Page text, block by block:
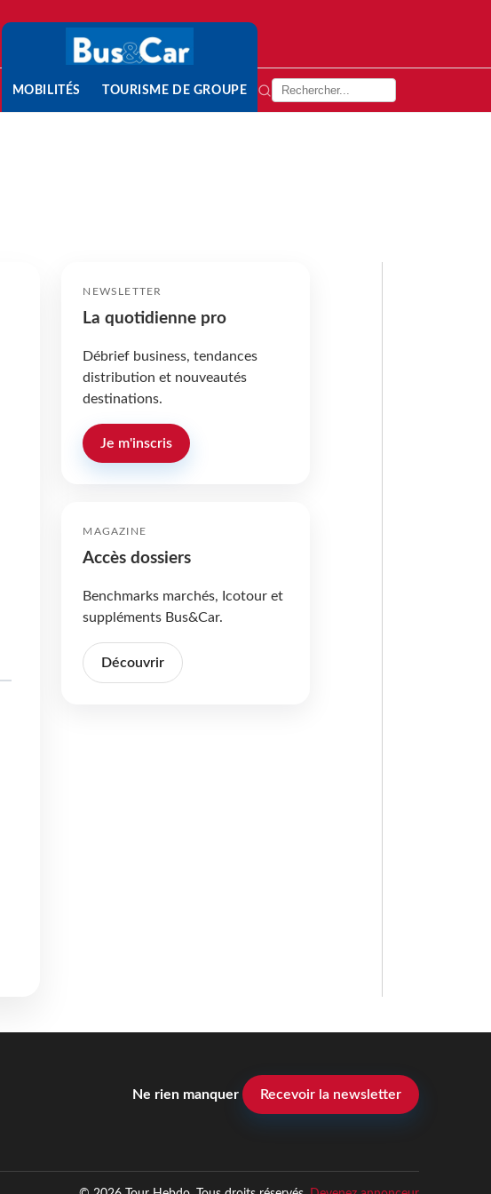
MOBILITÉS TOURISME DE GROUPE
NEWSLETTER
La quotidienne pro
Débrief business, tendances
distribution et nouveautés
destinations.
Je m'inscris
MAGAZINE
Accès dossiers
Benchmarks marchés, Icotour et
suppléments Bus&Car.
Découvrir
Ne rien manquer Recevoir la newsletter